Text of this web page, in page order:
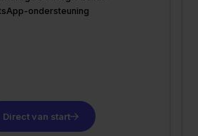
ondersteuning
Direct van start